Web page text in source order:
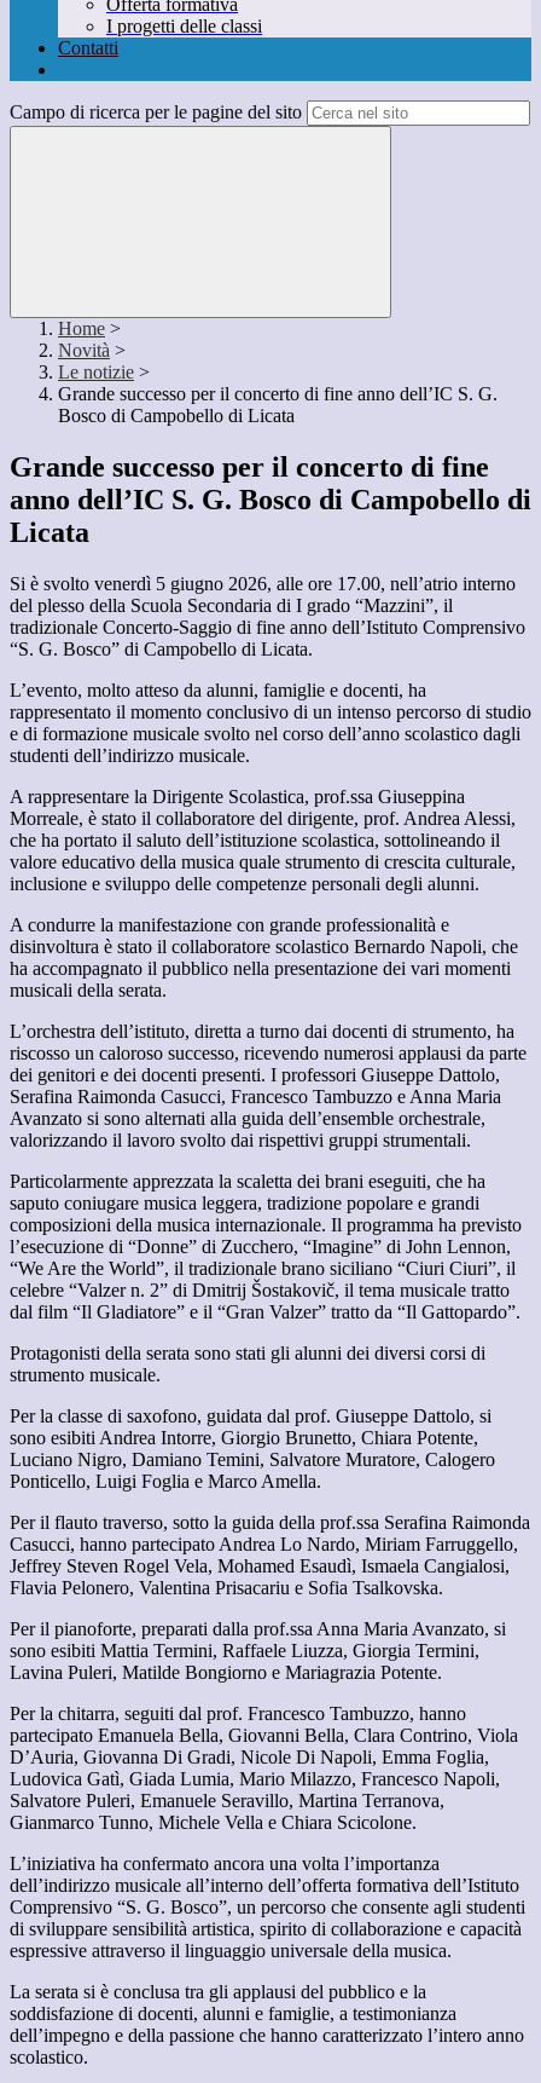
Offerta formativa
I progetti delle classi
Contatti
Campo di ricerca per le pagine del sito
Home >
Novità >
Le notizie >
Grande successo per il concerto di fine anno dell’IC S. G.
Bosco di Campobello di Licata
Grande successo per il concerto di fine
anno dell’IC S. G. Bosco di Campobello di
Licata
Si è svolto venerdì 5 giugno 2026, alle ore 17.00, nell’atrio interno
del plesso della Scuola Secondaria di I grado “Mazzini”, il
tradizionale Concerto-Saggio di fine anno dell’Istituto Comprensivo
“S. G. Bosco” di Campobello di Licata.
L’evento, molto atteso da alunni, famiglie e docenti, ha
rappresentato il momento conclusivo di un intenso percorso di studio
e di formazione musicale svolto nel corso dell’anno scolastico dagli
studenti dell’indirizzo musicale.
A rappresentare la Dirigente Scolastica, prof.ssa Giuseppina
Morreale, è stato il collaboratore del dirigente, prof. Andrea Alessi,
che ha portato il saluto dell’istituzione scolastica, sottolineando il
valore educativo della musica quale strumento di crescita culturale,
inclusione e sviluppo delle competenze personali degli alunni.
A condurre la manifestazione con grande professionalità e
disinvoltura è stato il collaboratore scolastico Bernardo Napoli, che
ha accompagnato il pubblico nella presentazione dei vari momenti
musicali della serata.
L’orchestra dell’istituto, diretta a turno dai docenti di strumento, ha
riscosso un caloroso successo, ricevendo numerosi applausi da parte
dei genitori e dei docenti presenti. I professori Giuseppe Dattolo,
Serafina Raimonda Casucci, Francesco Tambuzzo e Anna Maria
Avanzato si sono alternati alla guida dell’ensemble orchestrale,
valorizzando il lavoro svolto dai rispettivi gruppi strumentali.
Particolarmente apprezzata la scaletta dei brani eseguiti, che ha
saputo coniugare musica leggera, tradizione popolare e grandi
composizioni della musica internazionale. Il programma ha previsto
l’esecuzione di “Donne” di Zucchero, “Imagine” di John Lennon,
“We Are the World”, il tradizionale brano siciliano “Ciuri Ciuri”, il
celebre “Valzer n. 2” di Dmitrij Šostakovič, il tema musicale tratto
dal film “Il Gladiatore” e il “Gran Valzer” tratto da “Il Gattopardo”.
Protagonisti della serata sono stati gli alunni dei diversi corsi di
strumento musicale.
Per la classe di saxofono, guidata dal prof. Giuseppe Dattolo, si
sono esibiti Andrea Intorre, Giorgio Brunetto, Chiara Potente,
Luciano Nigro, Damiano Temini, Salvatore Muratore, Calogero
Ponticello, Luigi Foglia e Marco Amella.
Per il flauto traverso, sotto la guida della prof.ssa Serafina Raimonda
Casucci, hanno partecipato Andrea Lo Nardo, Miriam Farruggello,
Jeffrey Steven Rogel Vela, Mohamed Esaudì, Ismaela Cangialosi,
Flavia Pelonero, Valentina Prisacariu e Sofia Tsalkovska.
Per il pianoforte, preparati dalla prof.ssa Anna Maria Avanzato, si
sono esibiti Mattia Termini, Raffaele Liuzza, Giorgia Termini,
Lavina Puleri, Matilde Bongiorno e Mariagrazia Potente.
Per la chitarra, seguiti dal prof. Francesco Tambuzzo, hanno
partecipato Emanuela Bella, Giovanni Bella, Clara Contrino, Viola
D’Auria, Giovanna Di Gradi, Nicole Di Napoli, Emma Foglia,
Ludovica Gatì, Giada Lumia, Mario Milazzo, Francesco Napoli,
Salvatore Puleri, Emanuele Seravillo, Martina Terranova,
Gianmarco Tunno, Michele Vella e Chiara Scicolone.
L’iniziativa ha confermato ancora una volta l’importanza
dell’indirizzo musicale all’interno dell’offerta formativa dell’Istituto
Comprensivo “S. G. Bosco”, un percorso che consente agli studenti
di sviluppare sensibilità artistica, spirito di collaborazione e capacità
espressive attraverso il linguaggio universale della musica.
La serata si è conclusa tra gli applausi del pubblico e la
soddisfazione di docenti, alunni e famiglie, a testimonianza
dell’impegno e della passione che hanno caratterizzato l’intero anno
scolastico.